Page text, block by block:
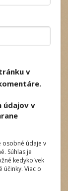
v
údajov v
osobné údaje v
Súhlas je
kedykoľvek
Viac o